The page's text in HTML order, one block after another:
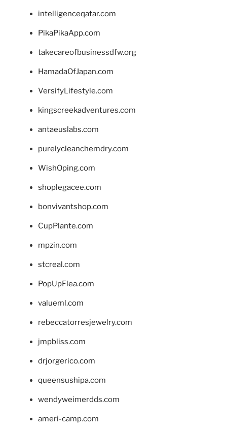
intelligenceqatar.com
PikaPikaApp.com
takecareofbusinessdfw.org
HamadaOfJapan.com
VersifyLifestyle.com
kingscreekadventures.com
antaeuslabs.com
purelycleanchemdry.com
WishOping.com
shoplegacee.com
bonvivantshop.com
CupPlante.com
mpzin.com
stcreal.com
PopUpFlea.com
valueml.com
rebeccatorresjewelry.com
jmpbliss.com
drjorgerico.com
queensushipa.com
wendyweimerdds.com
ameri-camp.com